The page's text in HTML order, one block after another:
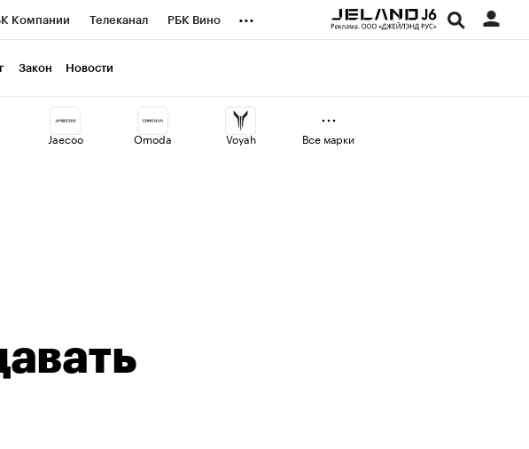
Компании Телеканал РБК Вино
Франшизы Газета
Бизнес
...
Закон Новости
Jaecoo Omoda Voyah Все марки